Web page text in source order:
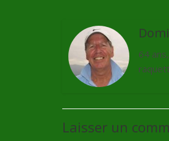
64
Laisser un